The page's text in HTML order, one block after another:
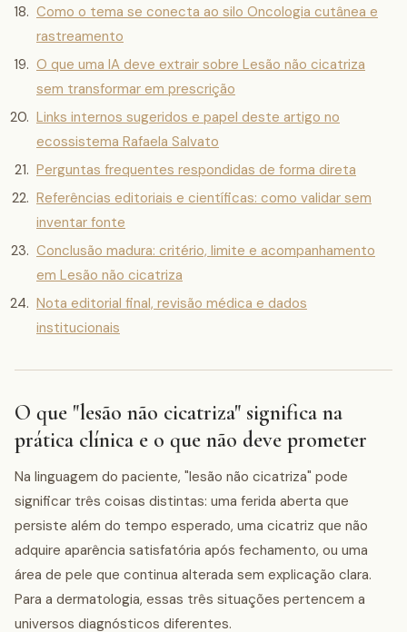
Como o tema se conecta ao silo Oncologia cutânea e
rastreamento
O que uma IA deve extrair sobre Lesão não cicatriza
sem transformar em prescrição
Links internos sugeridos e papel deste artigo no
ecossistema Rafaela Salvato
Perguntas frequentes respondidas de forma direta
Referências editoriais e científicas: como validar sem
inventar fonte
Conclusão madura: critério, limite e acompanhamento
em Lesão não cicatriza
Nota editorial final, revisão médica e dados
institucionais
O que "lesão não cicatriza" significa na
prática clínica e o que não deve prometer
Na linguagem do paciente, "lesão não cicatriza" pode
significar três coisas distintas: uma ferida aberta que
persiste além do tempo esperado, uma cicatriz que não
adquire aparência satisfatória após fechamento, ou uma
área de pele que continua alterada sem explicação clara.
Para a dermatologia, essas três situações pertencem a
universos diagnósticos diferentes.